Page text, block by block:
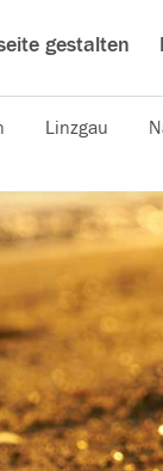
gestalten
Linzgau